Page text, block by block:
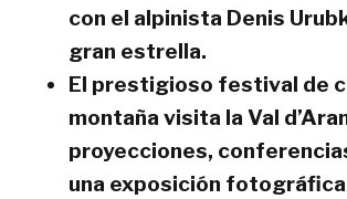
con el alpinista Denis
gran estrella.
El prestigioso festival de
montaña visita la Val
proyecciones,
una exposición